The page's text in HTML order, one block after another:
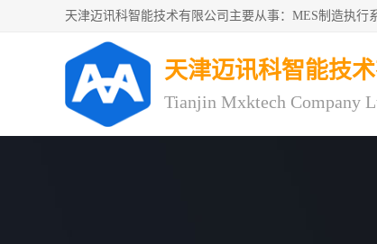
天津迈讯科智能技
Tianjin Mxktech Company